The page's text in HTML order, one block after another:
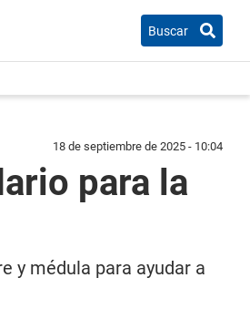
Buscar
18 de septiembre de 2025 - 10:04
para la
y médula para ayudar a